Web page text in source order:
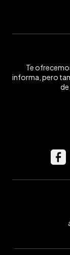
Te
informa, pero
de